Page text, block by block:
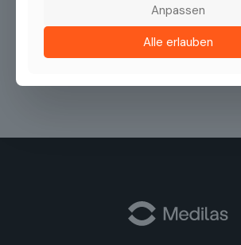
bestätigen
Datenschutzrichtlinien(erforderlich)
Datenschutzrichtlinien
Kenntnis genommen.
Anpassen
Alle erlauben